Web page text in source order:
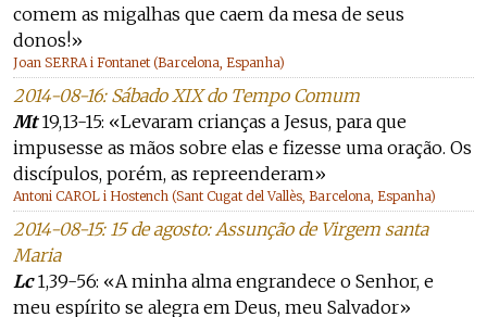
comem as migalhas que caem da mesa de seus
donos!»
Joan SERRA i Fontanet (Barcelona, Espanha)
2014-08-16: Sábado XIX do Tempo Comum
Mt19,13-15: «Levaram crianças a Jesus, para que
impusesse as mãos sobre elas e fizesse uma oração. Os
discípulos, porém, as repreenderam»
Antoni CAROL i Hostench (Sant Cugat del Vallès, Barcelona, Espanha)
2014-08-15: 15 de agosto: Assunção de Virgem santa
Maria
Lc1,39-56: «A minha alma engrandece o Senhor, e
meu espírito se alegra em Deus, meu Salvador»